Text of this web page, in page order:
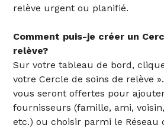
relève urgent ou planifié.
Comment puis-je créer un
relève?
Sur votre tableau de bord,
votre Cercle de soins de relève
vous seront offertes pour
fournisseurs (famille, ami,
etc.) ou choisir parmi le Réseau